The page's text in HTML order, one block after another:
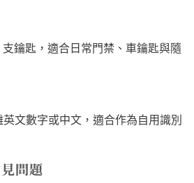
鑰匙，適合日常門禁、車鑰匙與隨
文數字或中文，適合作為自用識別
問題